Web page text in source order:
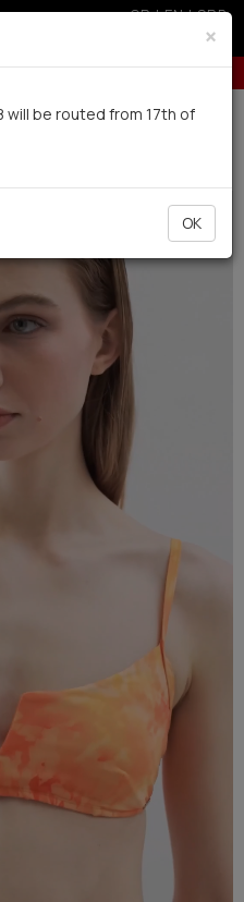
GR|EN|SRB
with credit cards for orders over 100€
days via UPS
×
will be routed from 17th of
OK